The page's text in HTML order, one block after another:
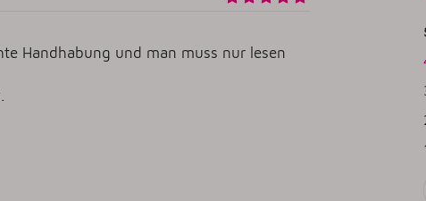
Handhabung und man muss nur lesen